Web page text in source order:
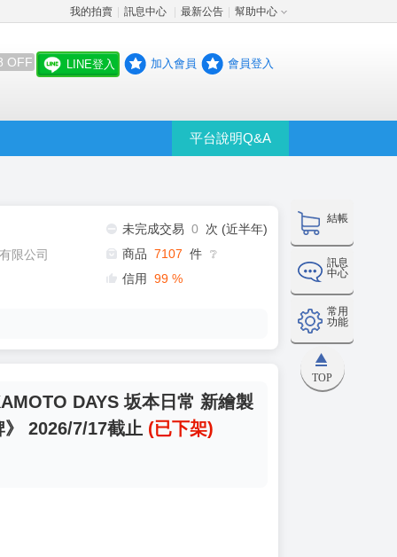
我的拍賣 訊息中心 最新公告 幫助中心
OFF LINE登入 加入會員 會員登入
平台說明Q&A
結帳
訊息
中心
常用
功能
TOP
限公司
未完成交易 0
次 (近半年)
商品 7107 件 ❔
信用 99 %
DAYS 坂本日常 新繪製
2026/7/17截止 (已下架)